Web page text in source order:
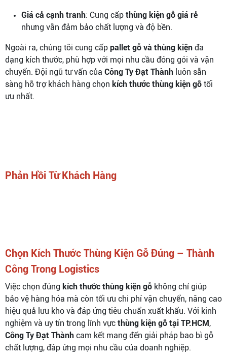
Giá cả cạnh tranh: Cung cấp thùng kiện gỗ giá rẻ
nhưng vẫn đảm bảo chất lượng và độ bền.
Ngoài ra, chúng tôi cung cấp pallet gỗ và thùng kiện đa
dạng kích thước, phù hợp với mọi nhu cầu đóng gói và vận
chuyển. Đội ngũ tư vấn của Công Ty Đạt Thành luôn sẵn
sàng hỗ trợ khách hàng chọn kích thước thùng kiện gỗ tối
ưu nhất.
Phản Hồi Từ Khách Hàng
Chọn Kích Thước Thùng Kiện Gỗ Đúng – Thành
Công Trong Logistics
Việc chọn đúng kích thước thùng kiện gỗ không chỉ giúp
bảo vệ hàng hóa mà còn tối ưu chi phí vận chuyển, nâng cao
hiệu quả lưu kho và đáp ứng tiêu chuẩn xuất khẩu. Với kinh
nghiệm và uy tín trong lĩnh vực thùng kiện gỗ tại TP.HCM,
Công Ty Đạt Thành cam kết mang đến giải pháp bao bì gỗ
chất lượng, đáp ứng mọi nhu cầu của doanh nghiệp.